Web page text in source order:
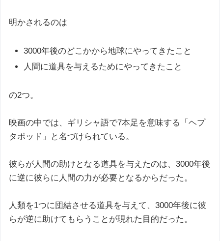
明かされるのは
3000年後のどこかから地球にやってきたこと
人間に道具を与えるためにやってきたこと
の2つ。
映画の中では、ギリシャ語で7本足を意味する「ヘプ
タポッド」と名づけられている。
彼らが人間の助けとなる道具を与えたのは、3000年後
に逆に彼らに人間の力が必要となるからだった。
人類を1つに団結させる道具を与えて、3000年後に彼
らが逆に助けてもらうことが現れた目的だった。